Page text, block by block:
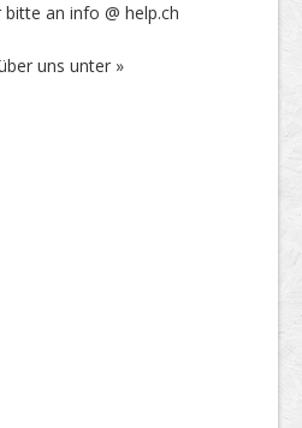
an info @ help.ch
uns unter »